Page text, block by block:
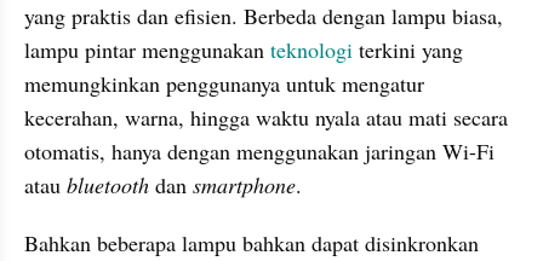
yang praktis dan efisien. Berbeda dengan lampu biasa,
lampu pintar menggunakan teknologi terkini yang
memungkinkan penggunanya untuk mengatur
kecerahan, warna, hingga waktu nyala atau mati secara
otomatis, hanya dengan menggunakan jaringan Wi-Fi
atau bluetooth dan smartphone.
Bahkan beberapa lampu bahkan dapat disinkronkan